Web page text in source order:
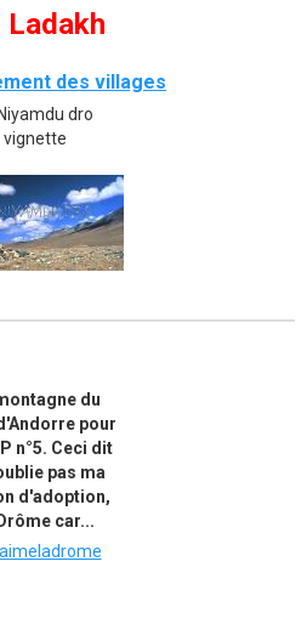
Ladakh
des villages
du
pour
n°5. Ceci dit
pas ma
d'adoption,
car...